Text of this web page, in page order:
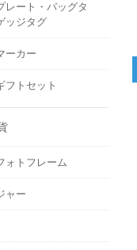
レート・バッグタ
ッジタグ
ーカー
フトセット
ォトフレーム
ャー